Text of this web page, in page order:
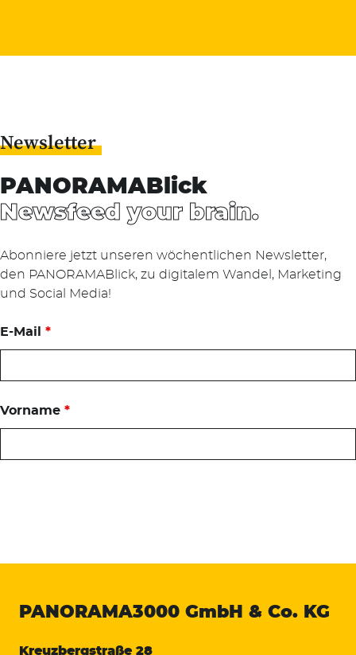
Newsletter
PANORAMABlick
Newsfeed your brain.
Abonniere jetzt unseren wöchentlichen Newsletter,
den PANORAMABlick, zu digitalem Wandel, Marketing
und Social Media!
E-Mail *
Vorname *
PANORAMA3000 GmbH & Co. KG
Kreuzbergstraße 28